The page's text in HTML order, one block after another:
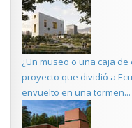
¿Un museo o una caja de
proyecto que dividió a
envuelto en una tormen...